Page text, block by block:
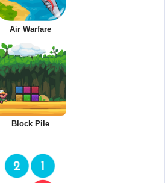
Air Warfare
Block Pile